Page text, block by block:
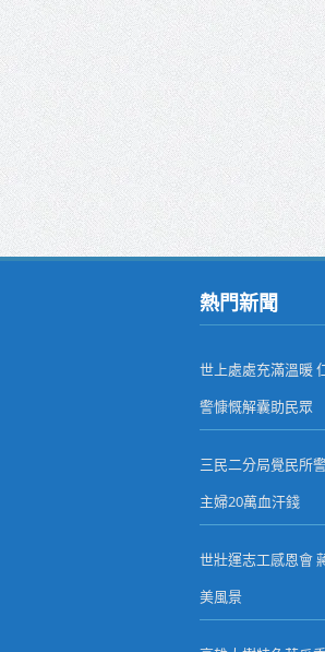
熱門新聞
世上處處充滿溫暖
警慷慨解囊助民眾
三民二分局覺民所
主婦20萬血汗錢
世壯運志工感恩會
美風景